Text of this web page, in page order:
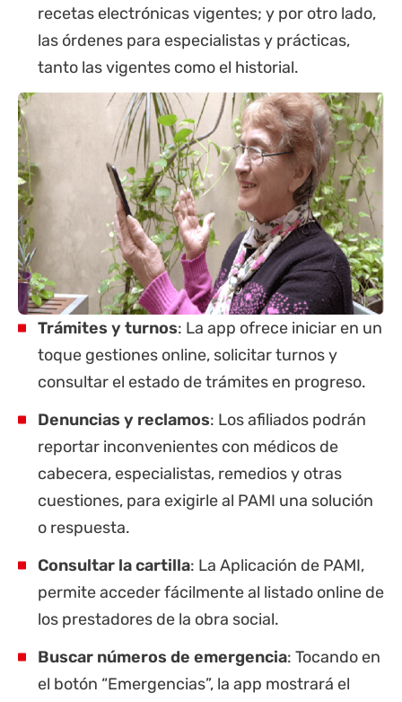
recetas electrónicas vigentes; y por otro lado,
las órdenes para especialistas y prácticas,
tanto las vigentes como el historial.
Trámites y turnos: La app ofrece iniciar en un
toque gestiones online, solicitar turnos y
consultar el estado de trámites en progreso.
Denuncias y reclamos: Los afiliados podrán
reportar inconvenientes con médicos de
cabecera, especialistas, remedios y otras
cuestiones, para exigirle al PAMI una solución
o respuesta.
Consultar la cartilla: La Aplicación de PAMI,
permite acceder fácilmente al listado online de
los prestadores de la obra social.
Buscar números de emergencia: Tocando en
el botón “Emergencias”, la app mostrará el